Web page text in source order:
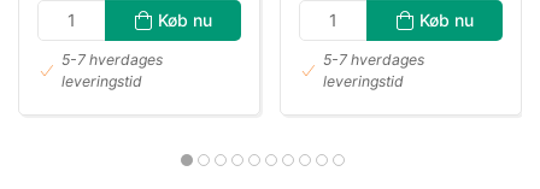
Køb nu
5-7 hverdages
leveringstid
Køb nu
5-7 hverdages
leveringstid